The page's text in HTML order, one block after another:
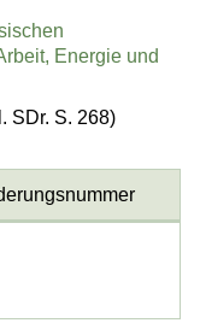
Energie und
SDr. S. 268)